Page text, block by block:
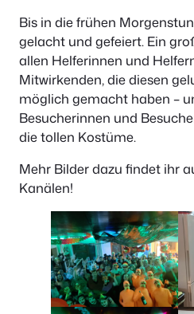
Bis in die frühen
gelacht und gefeiert. Ein
allen Helferinnen und
Mitwirkenden, die diesen
möglich gemacht haben –
Besucherinnen und
die tollen Kostüme.
Mehr Bilder dazu findet ihr
Kanälen!